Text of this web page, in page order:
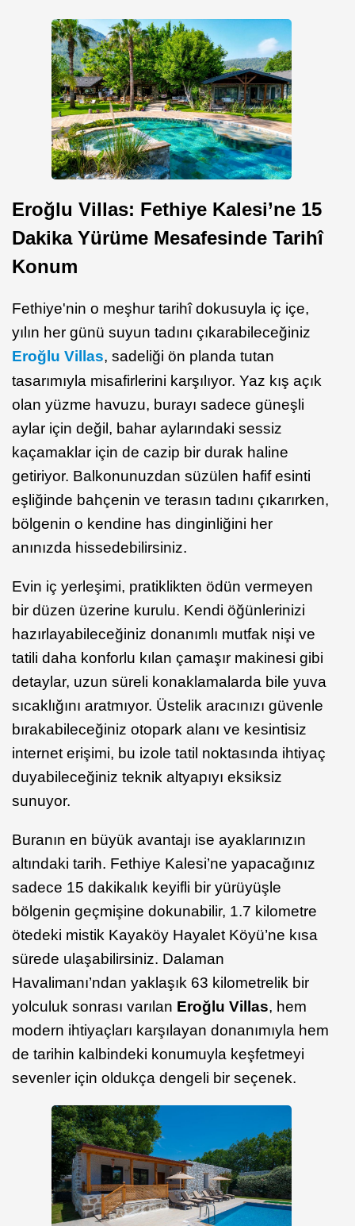
Eroğlu Villas: Fethiye Kalesi’ne 15
Dakika Yürüme Mesafesinde Tarihî
Konum
Fethiye'nin o meşhur tarihî dokusuyla iç içe,
yılın her günü suyun tadını çıkarabileceğiniz
Eroğlu Villas, sadeliği ön planda tutan
tasarımıyla misafirlerini karşılıyor. Yaz kış açık
olan yüzme havuzu, burayı sadece güneşli
aylar için değil, bahar aylarındaki sessiz
kaçamaklar için de cazip bir durak haline
getiriyor. Balkonunuzdan süzülen hafif esinti
eşliğinde bahçenin ve terasın tadını çıkarırken,
bölgenin o kendine has dinginliğini her
anınızda hissedebilirsiniz.
Evin iç yerleşimi, pratiklikten ödün vermeyen
bir düzen üzerine kurulu. Kendi öğünlerinizi
hazırlayabileceğiniz donanımlı mutfak nişi ve
tatili daha konforlu kılan çamaşır makinesi gibi
detaylar, uzun süreli konaklamalarda bile yuva
sıcaklığını aratmıyor. Üstelik aracınızı güvenle
bırakabileceğiniz otopark alanı ve kesintisiz
internet erişimi, bu izole tatil noktasında ihtiyaç
duyabileceğiniz teknik altyapıyı eksiksiz
sunuyor.
Buranın en büyük avantajı ise ayaklarınızın
altındaki tarih. Fethiye Kalesi’ne yapacağınız
sadece 15 dakikalık keyifli bir yürüyüşle
bölgenin geçmişine dokunabilir, 1.7 kilometre
ötedeki mistik Kayaköy Hayalet Köyü’ne kısa
sürede ulaşabilirsiniz. Dalaman
Havalimanı’ndan yaklaşık 63 kilometrelik bir
yolculuk sonrası varılan Eroğlu Villas, hem
modern ihtiyaçları karşılayan donanımıyla hem
de tarihin kalbindeki konumuyla keşfetmeyi
sevenler için oldukça dengeli bir seçenek.